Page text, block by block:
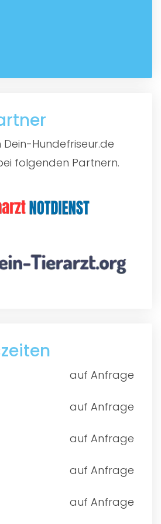
Hundefriseur.de
folgenden Partnern.
auf Anfrage
auf Anfrage
auf Anfrage
auf Anfrage
auf Anfrage